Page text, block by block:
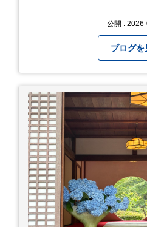
公開 :
ブログを